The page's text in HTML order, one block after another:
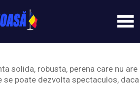
solida, robusta, perena care nu are
se poate dezvolta spectaculos, daca